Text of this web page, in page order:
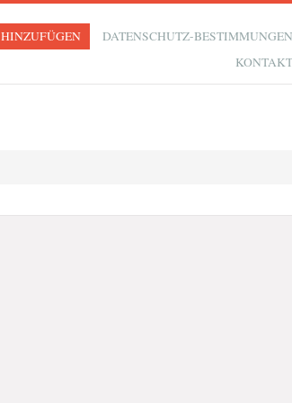
HINZUFÜGEN
DATENSCHUTZ-